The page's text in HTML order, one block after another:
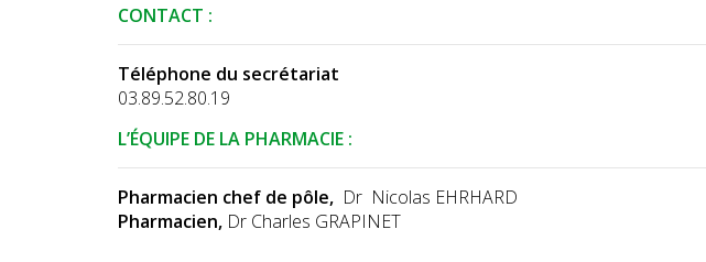
CONTACT :
Téléphone du secrétariat
03.89.52.80.19
L’ÉQUIPE DE LA PHARMACIE :
Pharmacien chef de pôle, Dr Nicolas EHRHARD
Pharmacien, Dr Charles GRAPINET